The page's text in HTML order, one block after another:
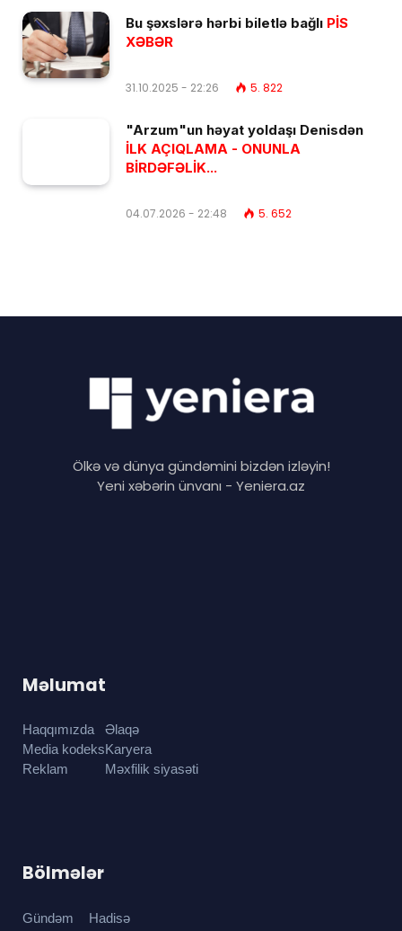
Bu şəxslərə hərbi biletlə bağlı PİS
XƏBƏR
31.10.2025 - 22:26 5. 822
"Arzum"un həyat yoldaşı Denisdən
İLK AÇIQLAMA - ONUNLA
BİRDƏFƏLİK...
04.07.2026 - 22:48 5. 652
Ölkə və dünya gündəmini bizdən izləyin!
Yeni xəbərin ünvanı - Yeniera.az
Məlumat
Haqqımızda
Media kodeks
Reklam
Əlaqə
Karyera
Məxfilik siyasəti
Bölmələr
Gündəm
Hadisə